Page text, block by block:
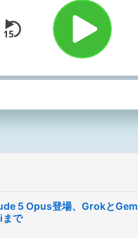
さがウリです♪ ▼コメント
へのコメン
AI まで。
podcast へ
とっても嬉しい
Michikusa株
Technology
5 Opus登場、Grokと
まで